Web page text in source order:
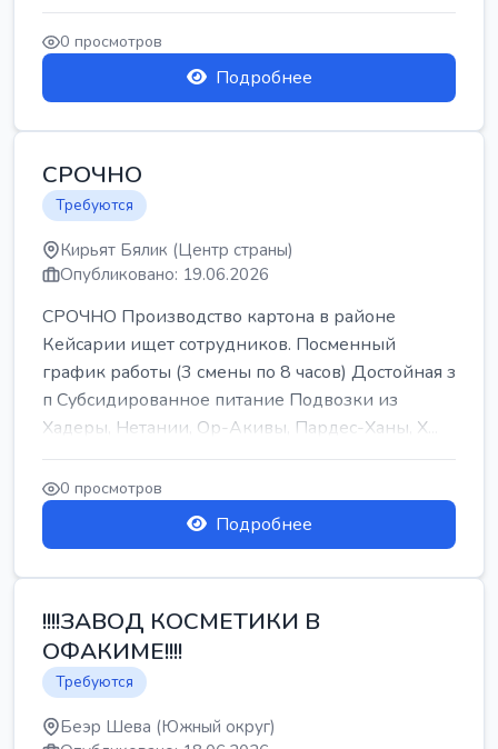
0 просмотров
Подробнее
СРОЧНО
Требуются
Кирьят Бялик (Центр страны)
Опубликовано: 19.06.2026
СРОЧНО Производство картона в районе
Кейсарии ищет сотрудников. Посменный
график работы (3 смены по 8 часов) Достойная з
п Субсидированное питание Подвозки из
Хадеры, Нетании, Ор-Акивы, Пардес-Ханы, Х...
0 просмотров
Подробнее
!!!!ЗАВОД КОСМЕТИКИ В
ОФАКИМЕ!!!!
Требуются
Беэр Шева (Южный округ)